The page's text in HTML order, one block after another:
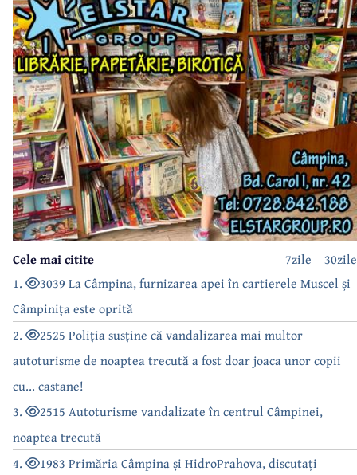
30zile
7zile
Cele mai citite
1.
3039 La Câmpina, furnizarea apei în cartierele Muscel și
Câmpinița este oprită
2.
2525 Poliția susține că vandalizarea mai multor
autoturisme de noaptea trecută a fost doar joaca unor copii
cu... castane!
3.
2515 Autoturisme vandalizate în centrul Câmpinei,
noaptea trecută
4.
1983 Primăria Câmpina și HidroPrahova, discutați